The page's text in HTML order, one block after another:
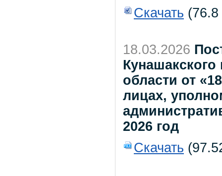
Скачать
18.03.2026
области от
лицах,
2026 год
Скачать